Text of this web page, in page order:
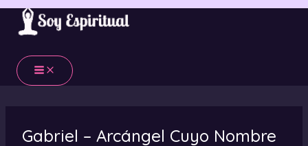
Ir
contenido
Gabriel – Arcángel Cuyo Nombre